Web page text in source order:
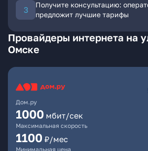
Получите консультацию:
предложит лучшие тарифы
Провайдеры интернета на
Омске
Дом.ру
1000 мбит/сек
Максимальная скорость
1100 ₽/мес
Минимальная цена